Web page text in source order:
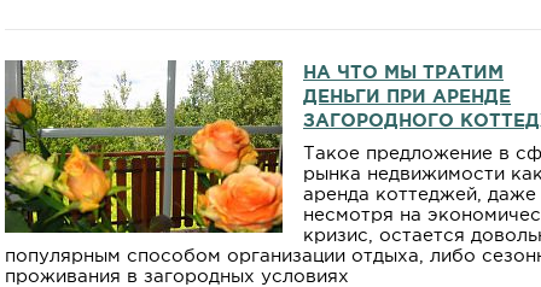
НА ЧТО МЫ ТРАТИМ
ДЕНЬГИ ПРИ АРЕНДЕ
ЗАГОРОДНОГО
Такое предложение в
рынка недвижимости
аренда коттеджей, даже
несмотря на
кризис, остается
популярным способом организации отдыха, либо
проживания в загородных условиях